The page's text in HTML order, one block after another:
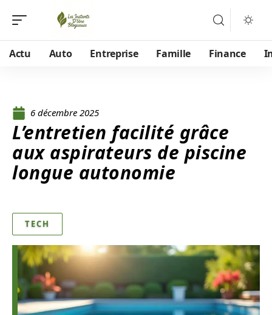
Actu Auto Entreprise Famille Finance
6 décembre 2025
L’entretien facilité grâce
aux aspirateurs de piscine
longue autonomie
TECH